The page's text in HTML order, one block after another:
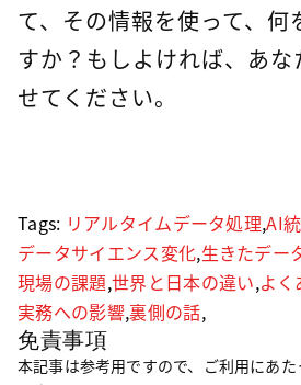
て、その情報を使って、何
すか？もしよければ、あ
せてください。
Tags: リアルタイムデータ処理,AI
データサイエンス変化,生きたデー
現場の課題,世界と日本の違い,よく
実務への影響,裏側の話,
免責事項
本記事は参考用ですので、ご利用にあた